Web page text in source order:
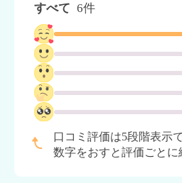
すべて 6件
口コミ評価は5段階表示で
数字をおすと評価ごとに